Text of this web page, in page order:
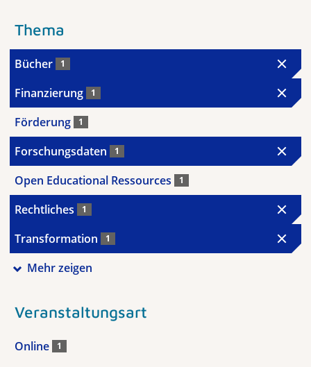
Thema
Bücher 1
Finanzierung 1
Förderung 1
Forschungsdaten 1
Open Educational Ressources 1
Rechtliches 1
Transformation 1
Mehr zeigen
Veranstaltungsart
Online 1